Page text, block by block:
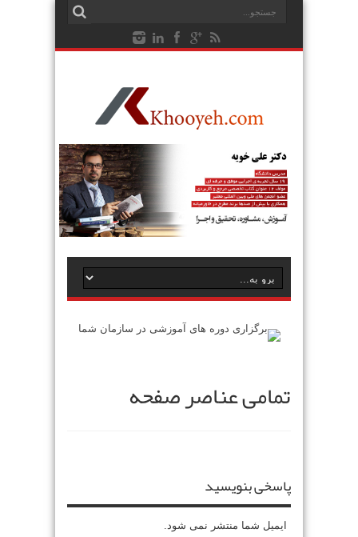
تمامی عناصر صفحه
پاسخی بنویسید
ایمیل شما منتشر نمی شود.